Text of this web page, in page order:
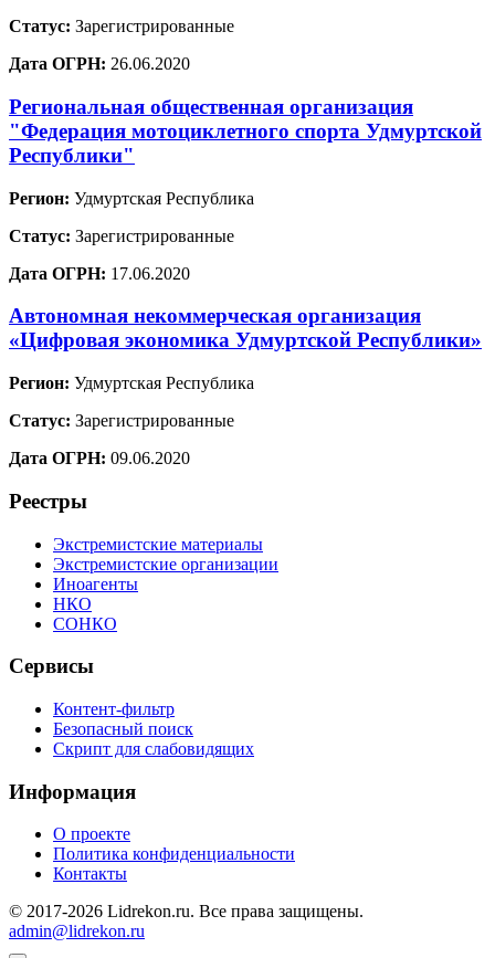
Статус: Зарегистрированные
Дата ОГРН: 26.06.2020
Региональная общественная организация
"Федерация мотоциклетного спорта Удмуртской
Республики"
Регион: Удмуртская Республика
Статус: Зарегистрированные
Дата ОГРН: 17.06.2020
Автономная некоммерческая организация
«Цифровая экономика Удмуртской Республики»
Регион: Удмуртская Республика
Статус: Зарегистрированные
Дата ОГРН: 09.06.2020
Реестры
Экстремистские материалы
Экстремистские организации
Иноагенты
НКО
СОНКО
Сервисы
Контент-фильтр
Безопасный поиск
Скрипт для слабовидящих
Информация
О проекте
Политика конфиденциальности
Контакты
© 2017-2026 Lidrekon.ru. Все права защищены.
admin@lidrekon.ru